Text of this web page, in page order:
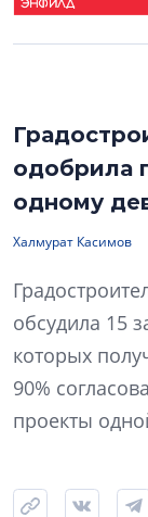
одобрила
одному
Халмурат Касимов
обсудила 15
которых
90%
проекты